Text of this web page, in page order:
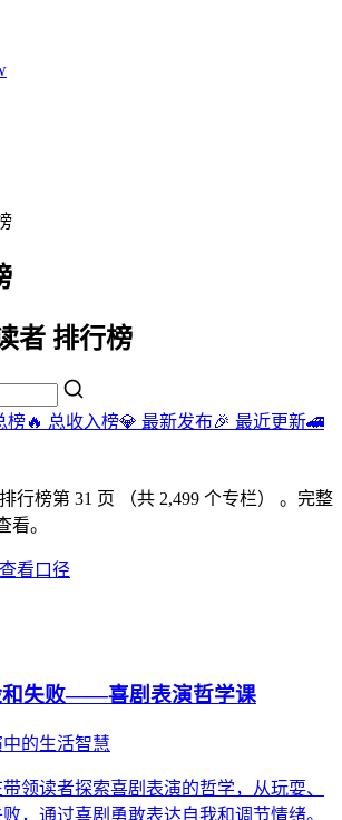
者 排行榜
榜🔥 总收入榜💎 最新发布🎉 最近更新🚄
行榜第 31 页 （共 2,499 个专栏）
。完整
看。
查看口径
和失败——喜剧表演哲学课
的生活智慧
领读者探索喜剧表演的哲学，从玩耍、
，通过喜剧勇敢表达自我和调节情绪。